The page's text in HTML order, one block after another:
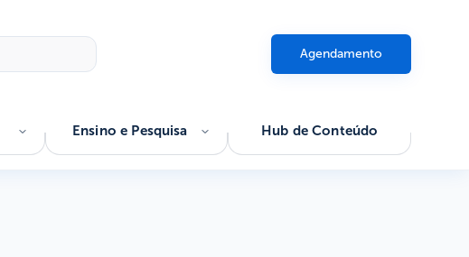
Agendamento
Ensino e Pesquisa Hub de Conteúdo